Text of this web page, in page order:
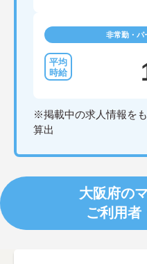
非常勤・パ
※掲載中の求人情報を
算出
大阪府の
ご利用者